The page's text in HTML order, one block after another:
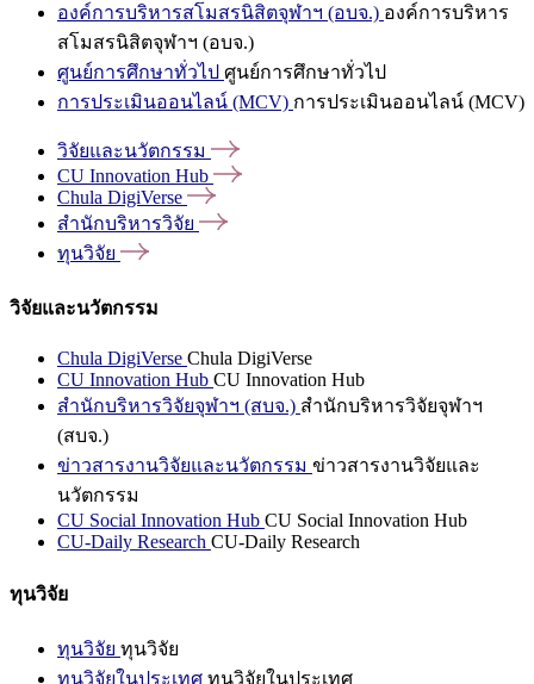
องค์การบริหารสโมสรนิสิตจุฬาฯ (อบจ.) องค์การบริหาร
สโมสรนิสิตจุฬาฯ (อบจ.)
ศูนย์การศึกษาทั่วไป ศูนย์การศึกษาทั่วไป
การประเมินออนไลน์ (MCV) การประเมินออนไลน์ (MCV)
วิจัยและนวัตกรรม
CU Innovation Hub
Chula DigiVerse
สำนักบริหารวิจัย
ทุนวิจัย
วิจัยและนวัตกรรม
Chula DigiVerse Chula DigiVerse
CU Innovation Hub CU Innovation Hub
สำนักบริหารวิจัยจุฬาฯ (สบจ.) สำนักบริหารวิจัยจุฬาฯ
(สบจ.)
ข่าวสารงานวิจัยและนวัตกรรม ข่าวสารงานวิจัยและ
นวัตกรรม
CU Social Innovation Hub CU Social Innovation Hub
CU-Daily Research CU-Daily Research
ทุนวิจัย
ทุนวิจัย ทุนวิจัย
ทุนวิจัยในประเทศ ทุนวิจัยในประเทศ